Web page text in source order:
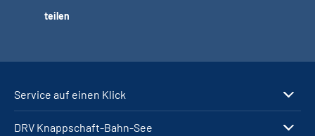
teilen
Service auf einen Klick
DRV Knappschaft-Bahn-See